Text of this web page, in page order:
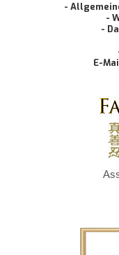
-
-
-
E-